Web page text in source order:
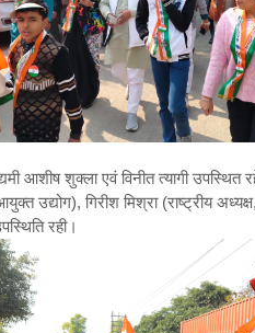
आशीष शुक्ला एवं विनीत त्यागी उपस्थित
उद्योग), गिरीश मिश्रा (राष्ट्रीय
रही।